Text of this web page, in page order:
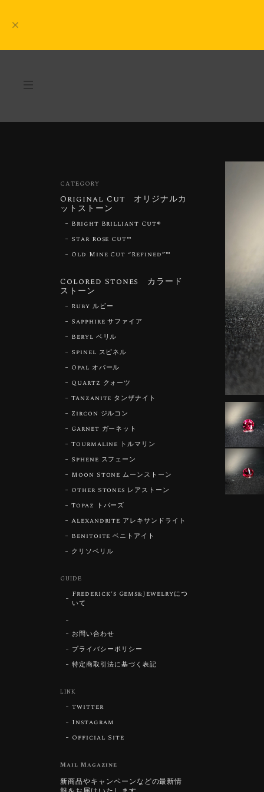
CATEGORY
Original Cut オリジナルカ
ットストーン
Bright Brilliant Cut®︎
Star Rose Cut™︎
Old Mine Cut “Refined”™︎
Colored Stones カラード
ストーン
Ruby ルビー
Sapphire サファイア
Beryl ベリル
Spinel スピネル
Opal オパール
Quartz クォーツ
Tanzanite タンザナイト
Zircon ジルコン
Garnet ガーネット
Tourmaline トルマリン
Sphene スフェーン
Moon Stone ムーンストーン
Other Stones レアストーン
Topaz トパーズ
Alexandrite アレキサンドライト
Benitoite ベニトアイト
クリソベリル
GUIDE
Frederick’s Gems&Jewelryにつ
いて
お問い合わせ
プライバシーポリシー
特定商取引法に基づく表記
LINK
Twitter
Instagram
Official Site
Mail Magazine
新商品やキャンペーンなどの最新情